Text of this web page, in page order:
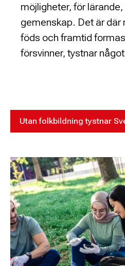
möjligheter, för
gemenskap. Det är där
föds och framtid
försvinner, tystnar
Utan folkbildning tystnar